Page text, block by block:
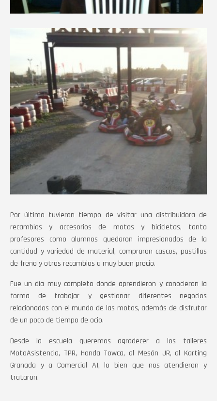
Por último tuvieron tiempo de visitar una distribuidora de
recambios y accesorios de motos y bicicletas, tanto
profesores como alumnos quedaron impresionados de la
cantidad y variedad de material, compraron cascos, pastillas
de freno y otros recambios a muy buen precio.
Fue un día muy completo donde aprendieron y conocieron la
forma de trabajar y gestionar diferentes negocios
relacionados con el mundo de las motos, además de disfrutar
de un poco de tiempo de ocio.
Desde la escuela queremos agradecer a los talleres
MotoAsistencia, TPR, Honda Towca, al Mesón JR, al Karting
Granada y a Comercial AI, lo bien que nos atendieron y
trataron.